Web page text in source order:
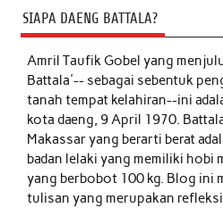
SIAPA DAENG BATTALA?
Amril Taufik Gobelyang
Battala'-- sebagai sebentuk
tanah tempat kelahiran--ini
kota daeng, 9 April 1970.
Makassar yang berarti berat
badan lelaki yang memiliki hobi
yang berbobot 100 kg. Blog ini
tulisan yang merupakan